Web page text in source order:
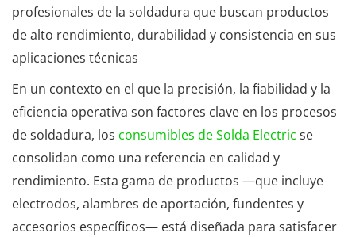
profesionales de la soldadura que buscan productos
de alto rendimiento, durabilidad y consistencia en sus
aplicaciones técnicas
En un contexto en el que la precisión, la fiabilidad y la
eficiencia operativa son factores clave en los procesos
de soldadura, los consumibles de Solda Electric se
consolidan como una referencia en calidad y
rendimiento. Esta gama de productos —que incluye
electrodos, alambres de aportación, fundentes y
accesorios específicos— está diseñada para satisfacer